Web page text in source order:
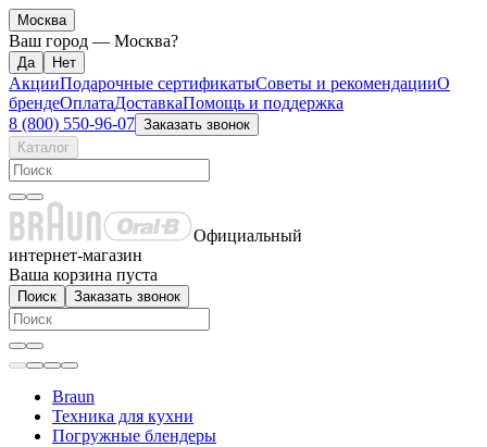
Москва
Ваш город — Москва?
АкцииПодарочные сертификатыСоветы и рекомендацииО
брендеОплатаДоставкаПомощь и поддержка
8 (800) 550-96-07 Заказать звонок
Каталог
Официальный
интернет-магазин
Ваша корзина пуста
Поиск Заказать звонок
Braun
Техника для кухни
Погружные блендеры